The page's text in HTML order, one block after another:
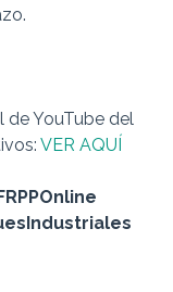
de YouTube del
VER AQUÍ